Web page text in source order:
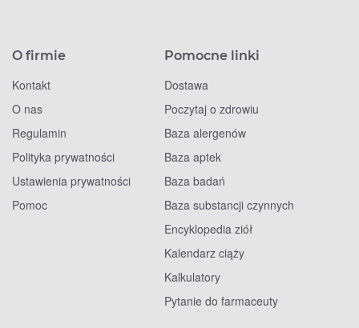
O firmie
Kontakt
O nas
Regulamin
Polityka prywatności
Ustawienia prywatności
Pomoc
Pomocne linki
Dostawa
Poczytaj o zdrowiu
Baza alergenów
Baza aptek
Baza badań
Baza substancji czynnych
Encyklopedia ziół
Kalendarz ciąży
Kalkulatory
Pytanie do farmaceuty